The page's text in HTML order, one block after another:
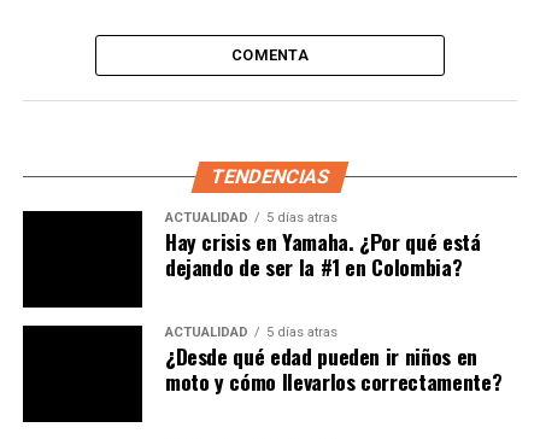
Amplía:Mira esta moto deportiva con ADN europeo,
pero ¿sabes de dónde es?
31,5 Nm. Estas cifras no variarán, según los reportes,
para asegurar que el scooter no pierda su carácter ágil
tanto en ciudad como en carretera.
catalizador, lo que permite mantener potencia mientras
se mejora la eficiencia y emisiones.
El peso en orden de marcha se sitúa alrededor de
COMENTA
TENDENCIAS
ACTUALIDAD 5 días atras
Hay crisis en Yamaha. ¿Por qué está
dejando de ser la #1 en Colombia?
ACTUALIDAD 5 días atras
¿Desde qué edad pueden ir niños en
moto y cómo llevarlos correctamente?